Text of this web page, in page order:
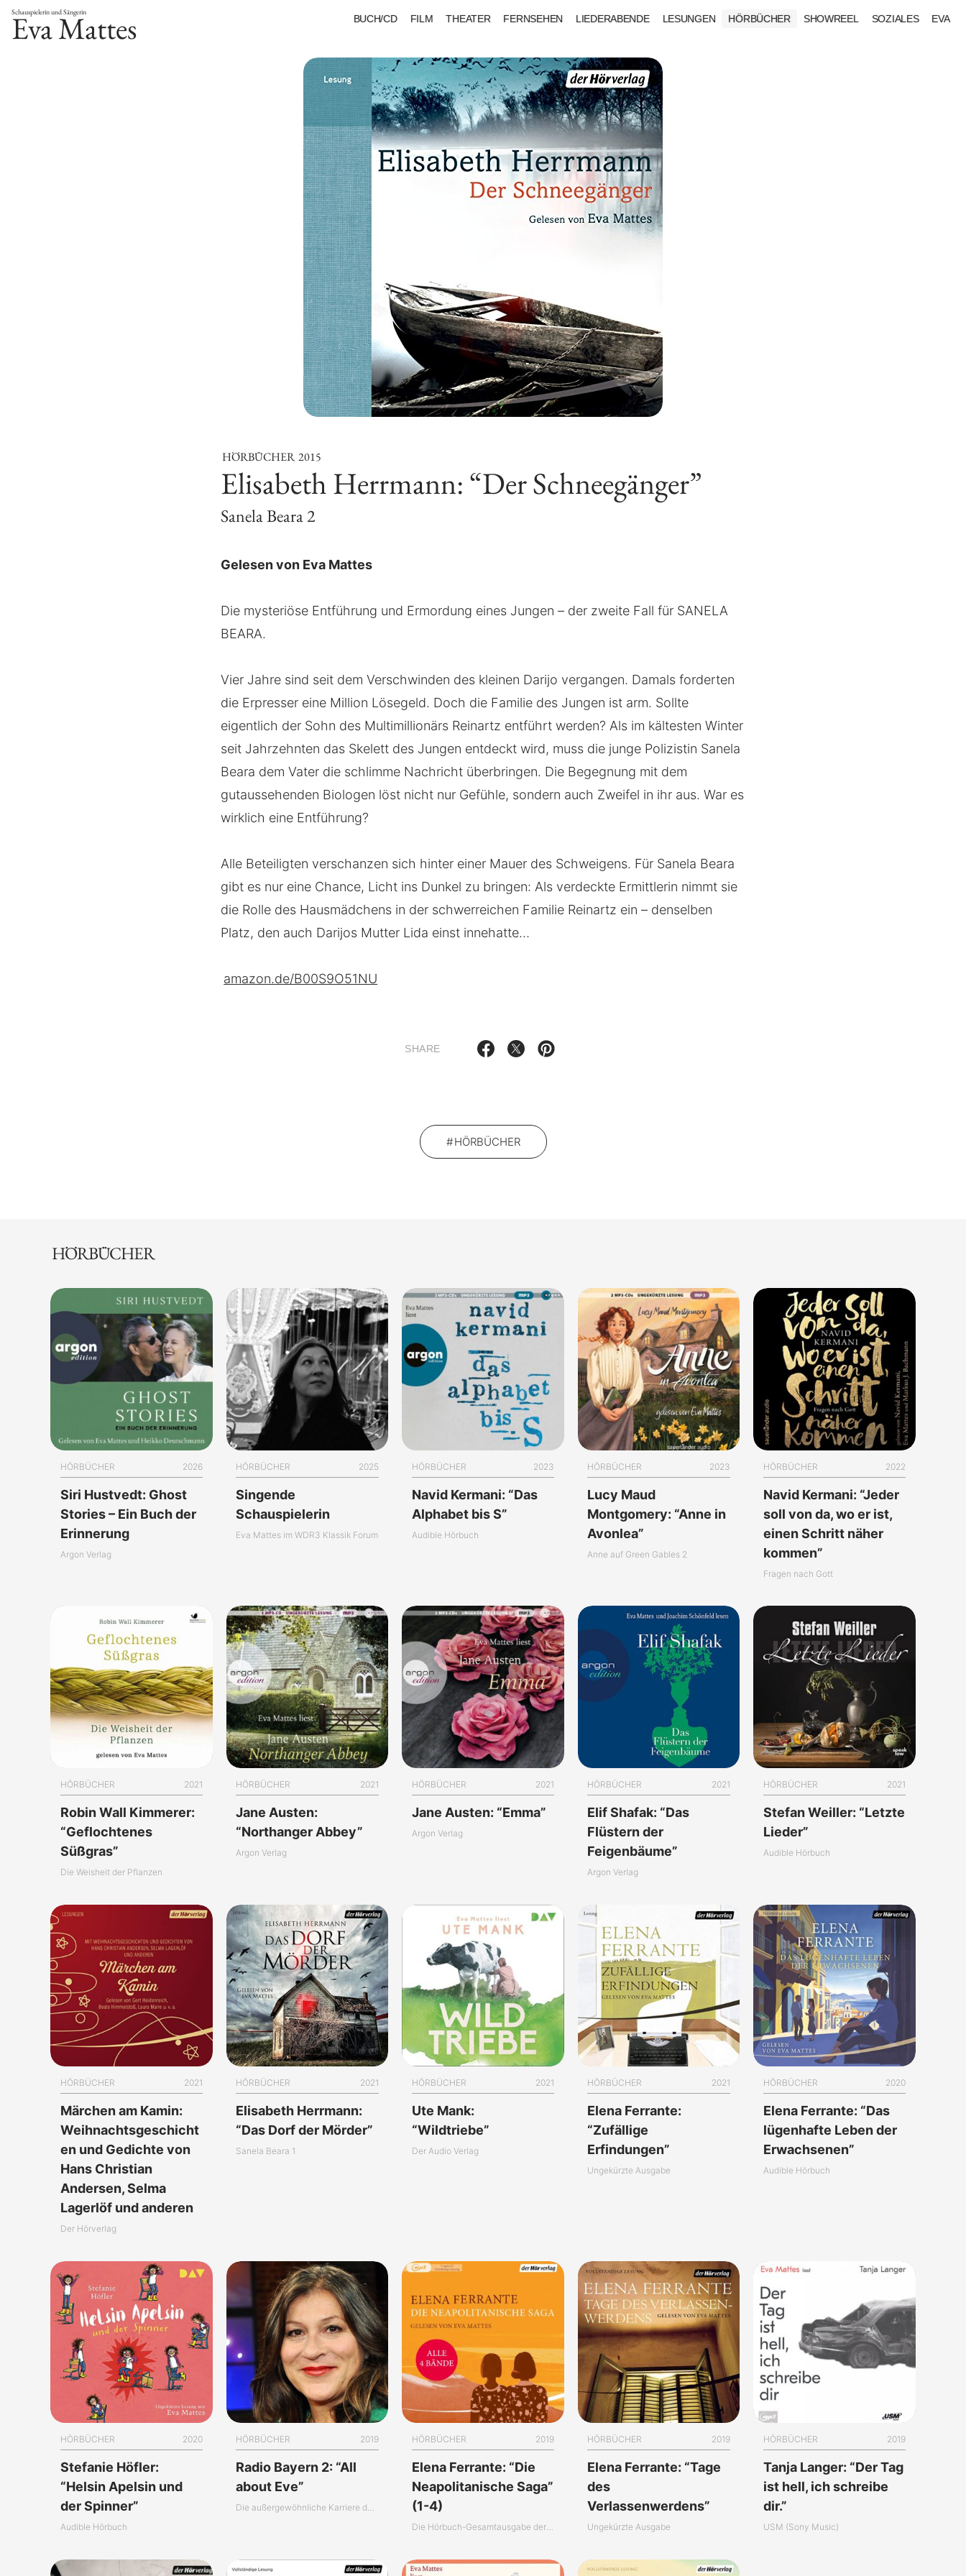
Schauspielerin und Sängerin
Eva Mattes BUCH/CD FILM THEATER FERNSEHEN LIEDERABENDE LESUNGEN HÖRBÜCHER SHOWREEL SOZIALES EVA
HÖRBÜCHER 2015
Elisabeth Herrmann: “Der Schneegänger”
Sanela Beara 2
Gelesen von Eva Mattes
Die mysteriöse Entführung und Ermordung eines Jungen – der zweite Fall für SANELA
BEARA.
Vier Jahre sind seit dem Verschwinden des kleinen Darijo vergangen. Damals forderten
die Erpresser eine Million Lösegeld. Doch die Familie des Jungen ist arm. Sollte
eigentlich der Sohn des Multimillionärs Reinartz entführt werden? Als im kältesten Winter
seit Jahrzehnten das Skelett des Jungen entdeckt wird, muss die junge Polizistin Sanela
Beara dem Vater die schlimme Nachricht überbringen. Die Begegnung mit dem
gutaussehenden Biologen löst nicht nur Gefühle, sondern auch Zweifel in ihr aus. War es
wirklich eine Entführung?
Alle Beteiligten verschanzen sich hinter einer Mauer des Schweigens. Für Sanela Beara
gibt es nur eine Chance, Licht ins Dunkel zu bringen: Als verdeckte Ermittlerin nimmt sie
die Rolle des Hausmädchens in der schwerreichen Familie Reinartz ein – denselben
Platz, den auch Darijos Mutter Lida einst innehatte…
amazon.de/B00S9O51NU
SHARE
HÖRBÜCHER
HÖRBÜCHER
HÖRBÜCHER 2026
Siri Hustvedt: Ghost
Stories – Ein Buch der
Erinnerung
Argon Verlag
HÖRBÜCHER 2025
Singende
Schauspielerin
Eva Mattes im WDR3 Klassik Forum
HÖRBÜCHER 2023
Navid Kermani: “Das
Alphabet bis S”
Audible Hörbuch
HÖRBÜCHER 2023
Lucy Maud
Montgomery: “Anne in
Avonlea”
Anne auf Green Gables 2
HÖRBÜCHER 2022
Navid Kermani: “Jeder
soll von da, wo er ist,
einen Schritt näher
kommen”
Fragen nach Gott
HÖRBÜCHER 2021
Robin Wall Kimmerer:
“Geflochtenes
Süßgras”
Die Weisheit der Pflanzen
HÖRBÜCHER 2021
Jane Austen:
“Northanger Abbey”
Argon Verlag
HÖRBÜCHER 2021
Jane Austen: “Emma”
Argon Verlag
HÖRBÜCHER 2021
Elif Shafak: “Das
Flüstern der
Feigenbäume”
Argon Verlag
HÖRBÜCHER 2021
Stefan Weiller: “Letzte
Lieder”
Audible Hörbuch
HÖRBÜCHER 2021
Märchen am Kamin:
Weihnachtsgeschicht
en und Gedichte von
Hans Christian
Andersen, Selma
Lagerlöf und anderen
Der Hörverlag
HÖRBÜCHER 2021
Elisabeth Herrmann:
“Das Dorf der Mörder”
Sanela Beara 1
HÖRBÜCHER 2021
Ute Mank:
“Wildtriebe”
Der Audio Verlag
HÖRBÜCHER 2021
Elena Ferrante:
“Zufällige
Erfindungen”
Ungekürzte Ausgabe
HÖRBÜCHER 2020
Elena Ferrante: “Das
lügenhafte Leben der
Erwachsenen”
Audible Hörbuch
HÖRBÜCHER 2020
Stefanie Höfler:
“Helsin Apelsin und
der Spinner”
Audible Hörbuch
HÖRBÜCHER 2019
Radio Bayern 2: “All
about Eve”
Die außergewöhnliche Karriere der Eva Mattes
HÖRBÜCHER 2019
Elena Ferrante: “Die
Neapolitanische Saga”
(1-4)
Die Hörbuch-Gesamtausgabe der “Neapolitanischen Saga”
HÖRBÜCHER 2019
Elena Ferrante: “Tage
des
Verlassenwerdens”
Ungekürzte Ausgabe
HÖRBÜCHER 2019
Tanja Langer: “Der Tag
ist hell, ich schreibe
dir.”
USM (Sony Music)